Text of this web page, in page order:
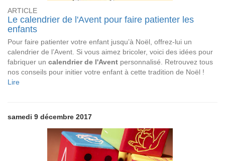
ARTICLE
Le calendrier de l'Avent pour faire patienter les
enfants
Pour faire patienter votre enfant jusqu’à Noël, offrez-lui un
calendrier de l’Avent. Si vous aimez bricoler, voici des idées pour
fabriquer un calendrier de l'Avent personnalisé. Retrouvez tous
nos conseils pour initier votre enfant à cette tradition de Noël !
Lire
samedi 9 décembre 2017